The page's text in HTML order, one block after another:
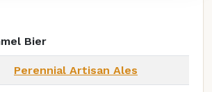
Bier
Perennial Artisan Ales